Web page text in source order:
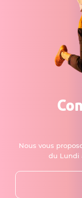
Nous vous
du Lundi